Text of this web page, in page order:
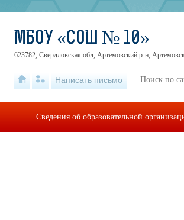
МБОУ «СОШ № 10»
623782, Свердловская обл, Артемовский р-н,
Написать письмо
Сведения об образовательной